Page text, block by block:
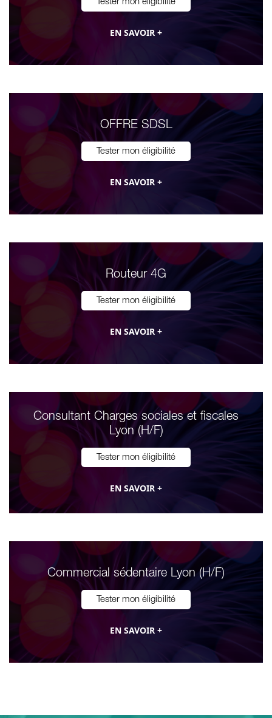
Tester mon éligibilité
EN SAVOIR +
OFFRE SDSL
Tester mon éligibilité
EN SAVOIR +
Routeur 4G
Tester mon éligibilité
EN SAVOIR +
Consultant Charges sociales et fiscales
Lyon (H/F)
Tester mon éligibilité
EN SAVOIR +
Commercial sédentaire Lyon (H/F)
Tester mon éligibilité
EN SAVOIR +